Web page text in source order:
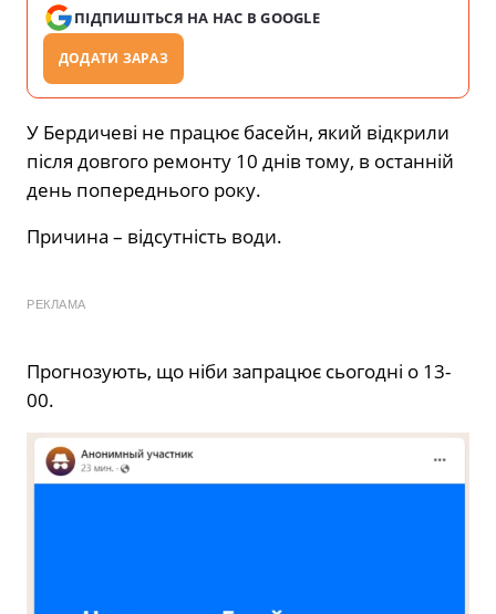
ПІДПИШІТЬСЯ НА НАС В GOOGLE
ДОДАТИ ЗАРАЗ
У Бердичеві не працює басейн, який відкрили
після довгого ремонту 10 днів тому, в останній
день попереднього року.
Причина – відсутність води.
РЕКЛАМА
Прогнозують, що ніби запрацює сьогодні о 13-
00.